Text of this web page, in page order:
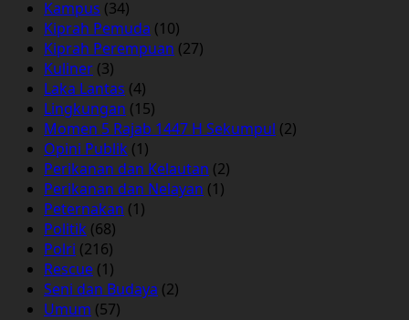
Kampus (34)
Kiprah Pemuda (10)
Kiprah Perempuan (27)
Kuliner (3)
Laka Lantas (4)
Lingkungan (15)
Momen 5 Rajab 1447 H Sekumpul (2)
Opini Publik (1)
Perikanan dan Kelautan (2)
Perikanan dan Nelayan (1)
Peternakan (1)
Politik (68)
Polri (216)
Rescue (1)
Seni dan Budaya (2)
Umum (57)